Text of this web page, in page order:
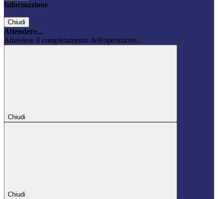
Informazione
Chiudi
Attendere...
Attendere il completamento dell'operazione...
Chiudi
Chiudi